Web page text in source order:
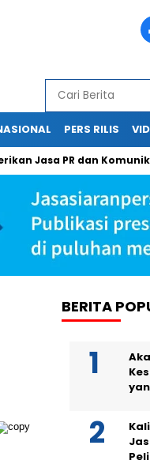
PERS RILIS
PR dan Komunikasi
BERITA